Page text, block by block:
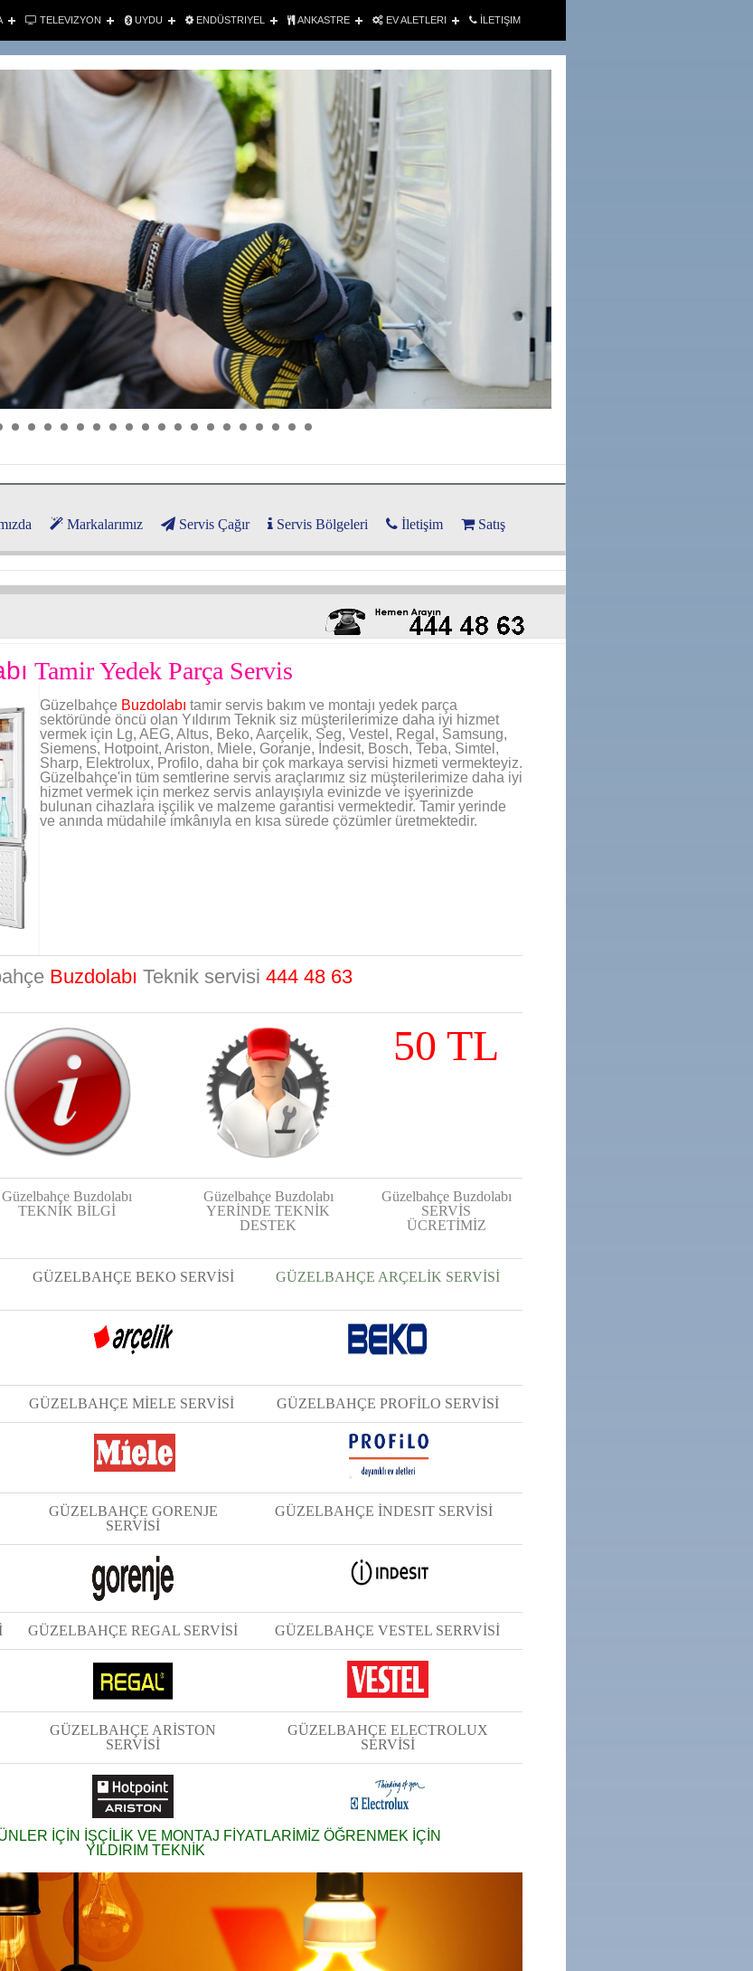
TELEVIZYON UYDU ENDÜSTRIYEL ANKASTRE EV ALETLERI İLETIŞIM
Markalarımız Servis Çağır Servis Bölgeleri İletişim Satış
Tamir Yedek Parça Servis
Güzelbahçe Buzdolabı tamir servis bakım ve montajı yedek parça
sektöründe öncü olan Yıldırım Teknik siz müşterilerimize daha iyi hizmet
vermek için Lg, AEG, Altus, Beko, Aarçelik, Seg, Vestel, Regal, Samsung,
Siemens, Hotpoint, Ariston, Miele, Goranje, İndesit, Bosch, Teba, Simtel,
Sharp, Elektrolux, Profilo, daha bir çok markaya servisi hizmeti vermekteyiz.
Güzelbahçe'in tüm semtlerine servis araçlarımız siz müşterilerimize daha iyi
hizmet vermek için merkez servis anlayışıyla evinizde ve işyerinizde
bulunan cihazlara işçilik ve malzeme garantisi vermektedir. Tamir yerinde
ve anında müdahile imkânıyla en kısa sürede çözümler üretmektedir.
Buzdolabı Teknik servisi 444 48 63
50 TL
Güzelbahçe Buzdolabı
TEKNİK BİLGİ
Güzelbahçe Buzdolabı
YERİNDE TEKNİK
DESTEK
Güzelbahçe Buzdolabı
SERVİS
ÜCRETİMİZ
GÜZELBAHÇE BEKO SERVİSİ GÜZELBAHÇE ARÇELİK SERVİSİ
GÜZELBAHÇE MİELE SERVİSİ GÜZELBAHÇE PROFİLO SERVİSİ
GÜZELBAHÇE GORENJE
SERVİSİ
GÜZELBAHÇE İNDESIT SERVİSİ
GÜZELBAHÇE REGAL SERVİSİ GÜZELBAHÇE VESTEL SERRVİSİ
GÜZELBAHÇE ARİSTON
SERVİSİ
GÜZELBAHÇE ELECTROLUX
SERVİSİ
İÇİN İŞÇİLİK VE MONTAJ FİYATLARİMİZ ÖĞRENMEK İÇİN
YILDIRIM TEKNİK